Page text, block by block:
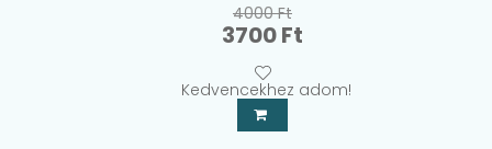
4000Ft
Original
price
was:
4000 Ft.
3700Ft
is:
Kedvencekhez adom!